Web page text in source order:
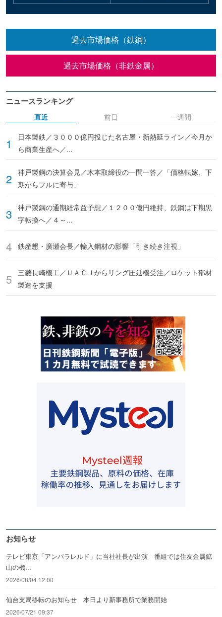
過去市場価格（鉄鋼）
過去市場価格（非鉄金属）
ニュースランキング
直近
日本製鉄／３０００億円投じた名古屋・新熱延ライン／今月か
ら商業生産へ／...
神戸製鋼の決算会見／木本取締役の一問一答／「価格転嫁、下
期からフルに寄与」
神戸製鋼の通期経常益予想／１２００億円維持、鉄鋼は下期黒
字転換へ／４～...
鉄産懇・廣瀬会長／輸入鋼材の影響「引き続き注視」
三菱長崎機工／ＵＡＣＪからリング圧延機受注／ロケット部材
製造を支援
前日 一週間
お知らせ
テレビ東京「アンパラレルド」に当社社長が出演 番組では住友金属鉱
山の機...
2026/08/04 12:00
仙台支局移転のお知らせ 本日より新事務所で業務開始
2026/07/21 09:37